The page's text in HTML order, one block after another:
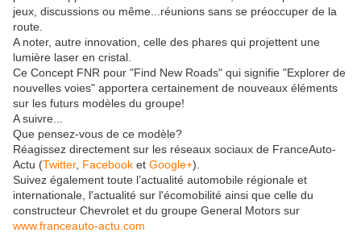
jeux, discussions ou même...réunions sans se préoccuper de la
route.
A noter, autre innovation, celle des phares qui projettent une
lumière laser en cristal.
Ce Concept FNR pour "Find New Roads" qui signifie "Explorer de
nouvelles voies" apportera certainement de nouveaux éléments
sur les futurs modèles du groupe!
A suivre...
Que pensez-vous de ce modèle?
Réagissez directement sur les réseaux sociaux de FranceAuto-
Actu (Twitter, Facebook et Google+).
Suivez également toute l’actualité automobile régionale et
internationale, l'actualité sur l'écomobilité ainsi que celle du
constructeur Chevrolet et du groupe General Motors sur
www.franceauto-actu.com